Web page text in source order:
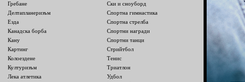
Гребане
Делтапланеризъм
Езда
Канадска борба
Кану
Картинг
Колоездене
Културизъм
Лека атлетика
Ски и сноуборд
Спортна гимнастика
Спортна стрелба
Спортни награди
Спортни танци
Стрийтбол
Тенис
Триатлон
Удбол